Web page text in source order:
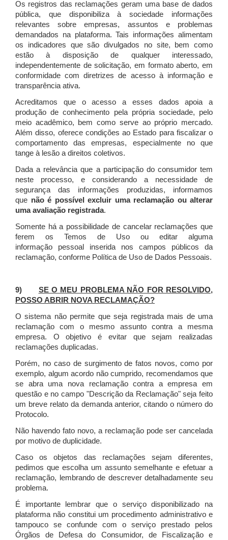
Os registros das reclamações geram uma base de dados
pública, que disponibiliza à sociedade informações
relevantes sobre empresas, assuntos e problemas
demandados na plataforma. Tais informações alimentam
os indicadores que são divulgados no site, bem como
estão à disposição de qualquer interessado,
independentemente de solicitação, em formato aberto, em
conformidade com diretrizes de acesso à informação e
transparência ativa.
Acreditamos que o acesso a esses dados apoia a
produção de conhecimento pela própria sociedade, pelo
meio acadêmico, bem como serve ao próprio mercado.
Além disso, oferece condições ao Estado para fiscalizar o
comportamento das empresas, especialmente no que
tange à lesão a direitos coletivos.
Dada a relevância que a participação do consumidor tem
neste processo, e considerando a necessidade de
segurança das informações produzidas, informamos
que não é possível excluir uma reclamação ou alterar
uma avaliação registrada.
Somente há a possibilidade de cancelar reclamações que
ferem os Temos de Uso ou editar alguma
informação pessoal inserida nos campos públicos da
reclamação, conforme Política de Uso de Dados Pessoais.
9) SE O MEU PROBLEMA NÃO FOR RESOLVIDO,
POSSO ABRIR NOVA RECLAMAÇÃO?
O sistema não permite que seja registrada mais de uma
reclamação com o mesmo assunto contra a mesma
empresa. O objetivo é evitar que sejam realizadas
reclamações duplicadas.
Porém, no caso de surgimento de fatos novos, como por
exemplo, algum acordo não cumprido, recomendamos que
se abra uma nova reclamação contra a empresa em
questão e no campo "Descrição da Reclamação" seja feito
um breve relato da demanda anterior, citando o número do
Protocolo.
Não havendo fato novo, a reclamação pode ser cancelada
por motivo de duplicidade.
Caso os objetos das reclamações sejam diferentes,
pedimos que escolha um assunto semelhante e efetuar a
reclamação, lembrando de descrever detalhadamente seu
problema.
É importante lembrar que o serviço disponibilizado na
plataforma não constitui um procedimento administrativo e
tampouco se confunde com o serviço prestado pelos
Órgãos de Defesa do Consumidor, de Fiscalização e